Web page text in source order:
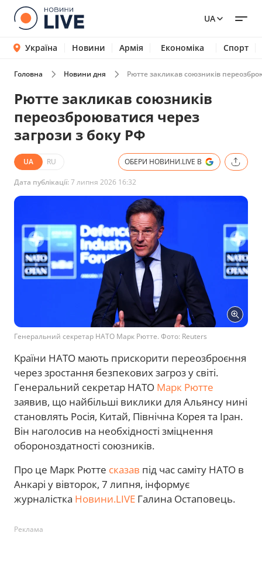
UA
Україна Новини Армія Економіка Спорт
Головна Новини дня Рютте закликав союзників
Рютте закликав союзників
переозброюватися через
загрози з боку РФ
UA RU ОБЕРИ НОВИНИ.LIVE В
Дата публікації:7 липня 2026 16:32
Генеральний секретар НАТО Марк Рютте. Фото: Reuters
Країни НАТО мають прискорити переозброєння
через зростання безпекових загроз у світі.
Генеральний секретар НАТО Марк Рютте
заявив, що найбільші виклики для Альянсу нині
становлять Росія, Китай, Північна Корея та Іран.
Він наголосив на необхідності зміцнення
обороноздатності союзників.
Про це Марк Рютте сказав під час саміту НАТО в
Анкарі у вівторок, 7 липня, інформує
журналістка Новини.LIVE Галина Остаповець.
Реклама